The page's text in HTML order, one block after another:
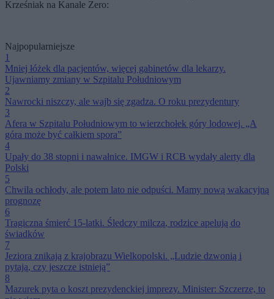
Krześniak na Kanale Zero:
Najpopularniejsze
1
Mniej łóżek dla pacjentów, więcej gabinetów dla lekarzy.
Ujawniamy zmiany w Szpitalu Południowym
2
Nawrocki niszczy, ale wajb się zgadza. O roku prezydentury
3
Afera w Szpitalu Południowym to wierzchołek góry lodowej. „A
góra może być całkiem spora”
4
Upały do 38 stopni i nawałnice. IMGW i RCB wydały alerty dla
Polski
5
Chwila ochłody, ale potem lato nie odpuści. Mamy nową wakacyjną
prognozę
6
Tragiczna śmierć 15-latki. Śledczy milczą, rodzice apelują do
świadków
7
Jeziora znikają z krajobrazu Wielkopolski. „Ludzie dzwonią i
pytają, czy jeszcze istnieją”
8
Mazurek pyta o koszt prezydenckiej imprezy. Minister: Szczerze, to